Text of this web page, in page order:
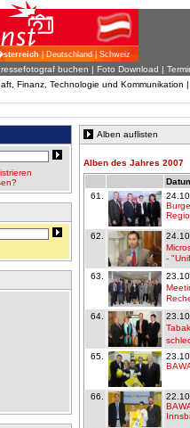
| Deutschland | Schweiz
buchen | Foto Download |
Finanz, Technologie und Kommunikation
Alben auflisten
Alben des Jahres 2007
61.
62.
-
63.
64.
65.
66.